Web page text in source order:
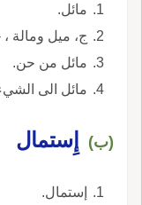
مائل.
ج، ميل ومالة ،
مائل من حن.
مائل الى
(ب) إِستمال
إستمال.